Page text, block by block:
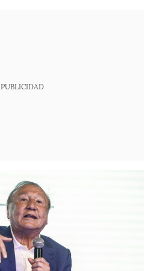
PUBLICIDAD